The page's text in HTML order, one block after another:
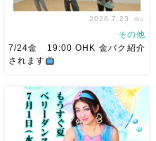
7/24金 19:00 OHK 金バクベ
リーダンスアトリエ麻ノ葉テレ
ビで紹介されます♡ Tverでも
見れますので全国の皆様みてね
2026.7.23 thu.
その他
7/24金 19:00 OHK 金バク紹介
されます